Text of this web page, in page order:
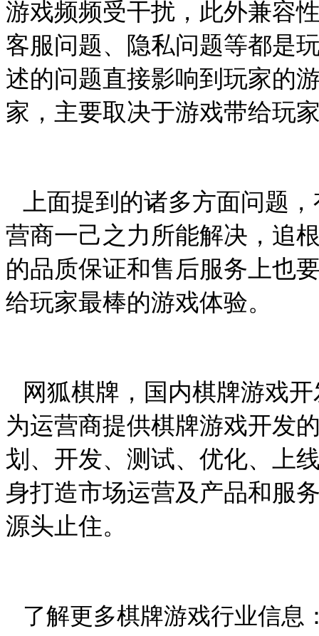
游戏频频受干扰，此外兼容
客服问题、隐私问题等都是
述的问题直接影响到玩家的
家，主要取决于游戏带给玩
上面提到的诸多方面问题
营商一己之力所能解决，追
的品质保证和售后服务上也
给玩家最棒的游戏体验。
网狐棋牌，国内棋牌游戏
为运营商提供棋牌游戏开发
划、开发、测试、优化、上
身打造市场运营及产品和服
源头止住。
了解更多棋牌游戏行业信息